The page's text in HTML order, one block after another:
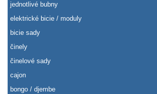
jednotlivé bubny
elektrické bicie / moduly
bicie sady
činely
činelové sady
cajon
bongo / djembe